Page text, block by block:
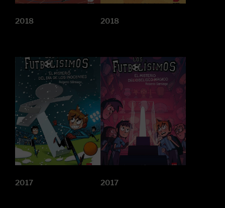
2018 2018
2017 2017